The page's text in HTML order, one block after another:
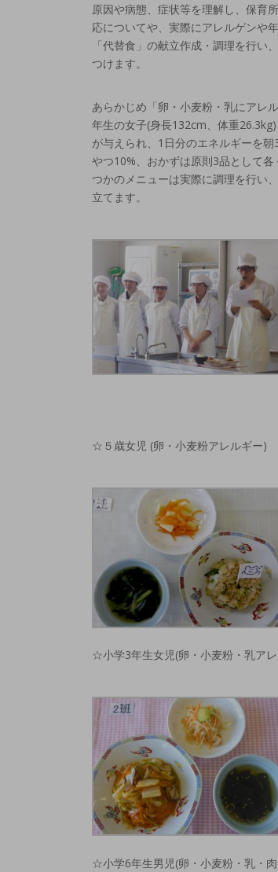
原因や病態、症状等を理解し、保育
応についてや、実際にアレルゲンや
「代替食」の献立作成・調理を行い
つけます。
あらかじめ「卵・小麦粉・乳にアレ
年生の女子(身長132cm、体重
が与えられ、1日分のエネルギーを
やつ10%、おかずは原則3品として各
つかのメニューは実際に調理を行い
立てます。
☆５歳女児 (卵・小麦粉アレルギー)
☆小学3年生女児(卵・小麦粉・乳ア
☆小学6年生男児(卵・小麦粉・乳・